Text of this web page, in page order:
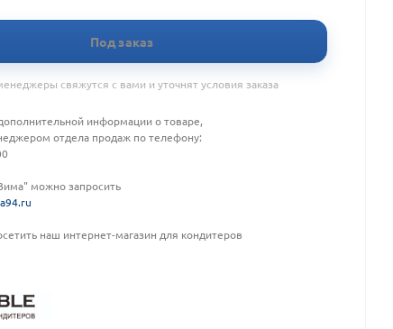
Под заказ
свяжутся с вами и уточнят условия заказа
информации о товаре,
отдела продаж по телефону:
можно запросить
наш интернет-магазин для кондитеров